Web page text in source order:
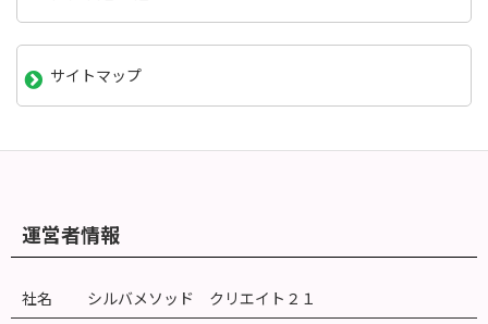
サイトマップ
運営者情報
社名
シルバメソッド クリエイト２１